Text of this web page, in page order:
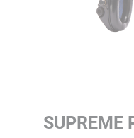
SUPREME